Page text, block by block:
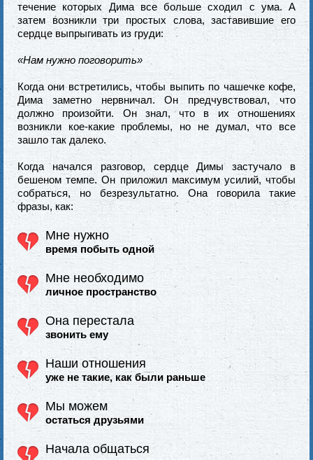
течение которых Дима все больше сходил с ума. А
затем возникли три простых слова, заставившие его
сердце выпрыгивать из груди:
«Нам нужно поговорить»
Когда они встретились, чтобы выпить по чашечке кофе,
Дима заметно нервничал. Он предчувствовал, что
должно произойти. Он знал, что в их отношениях
возникли кое-какие проблемы, но не думал, что все
зашло так далеко.
Когда начался разговор, сердце Димы застучало в
бешеном темпе. Он приложил максимум усилий, чтобы
собраться, но безрезультатно. Она говорила такие
фразы, как:
Мне нужно
время побыть одной
Мне необходимо
личное пространство
Она перестала
звонить ему
Наши отношения
уже не такие, как были раньше
Мы можем
остаться друзьями
Начала общаться